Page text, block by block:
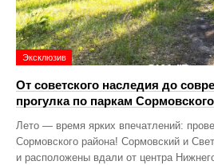
Эксклюзив
От советского наследия до
прогулка по паркам
Лето — время ярких впечатлений:
Сормовского района! Сормовский и
и расположены вдали от центра